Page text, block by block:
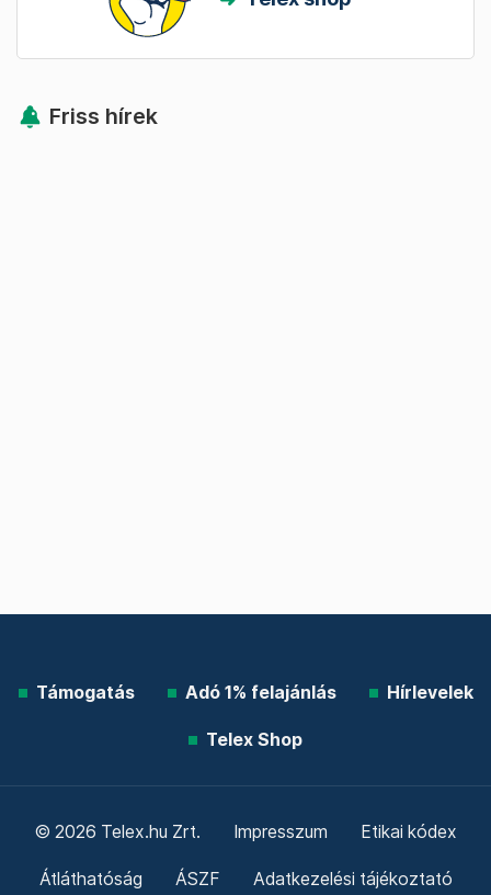
Friss hírek
Támogatás Adó 1% felajánlás Hírlevelek
Telex Shop
© 2026 Telex.hu Zrt. Impresszum Etikai kódex
Átláthatóság ÁSZF Adatkezelési tájékoztató